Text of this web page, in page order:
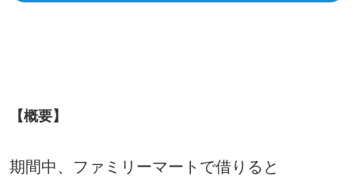
【概要】
期間中、ファミリーマートで借りると